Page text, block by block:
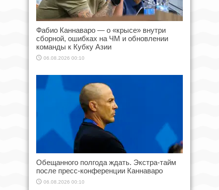
Фабио Каннаваро — о «крысе» внутри
сборной, ошибках на ЧМ и обновлении
команды к Кубку Азии
06.08.2026 00:10
Обещанного полгода ждать. Экстра-тайм
после пресс-конференции Каннаваро
06.08.2026 00:10